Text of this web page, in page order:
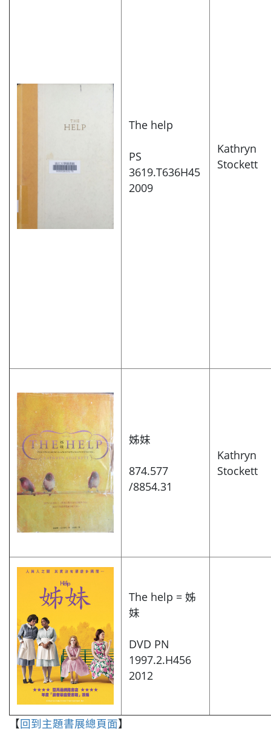
The help
PS
3619.T636H45
2009
Kathryn
Stockett
姊妹
874.577
/8854.31
Kathryn
Stockett
The help = 姊
妹
DVD PN
1997.2.H456
2012
【回到主題書展總頁面】